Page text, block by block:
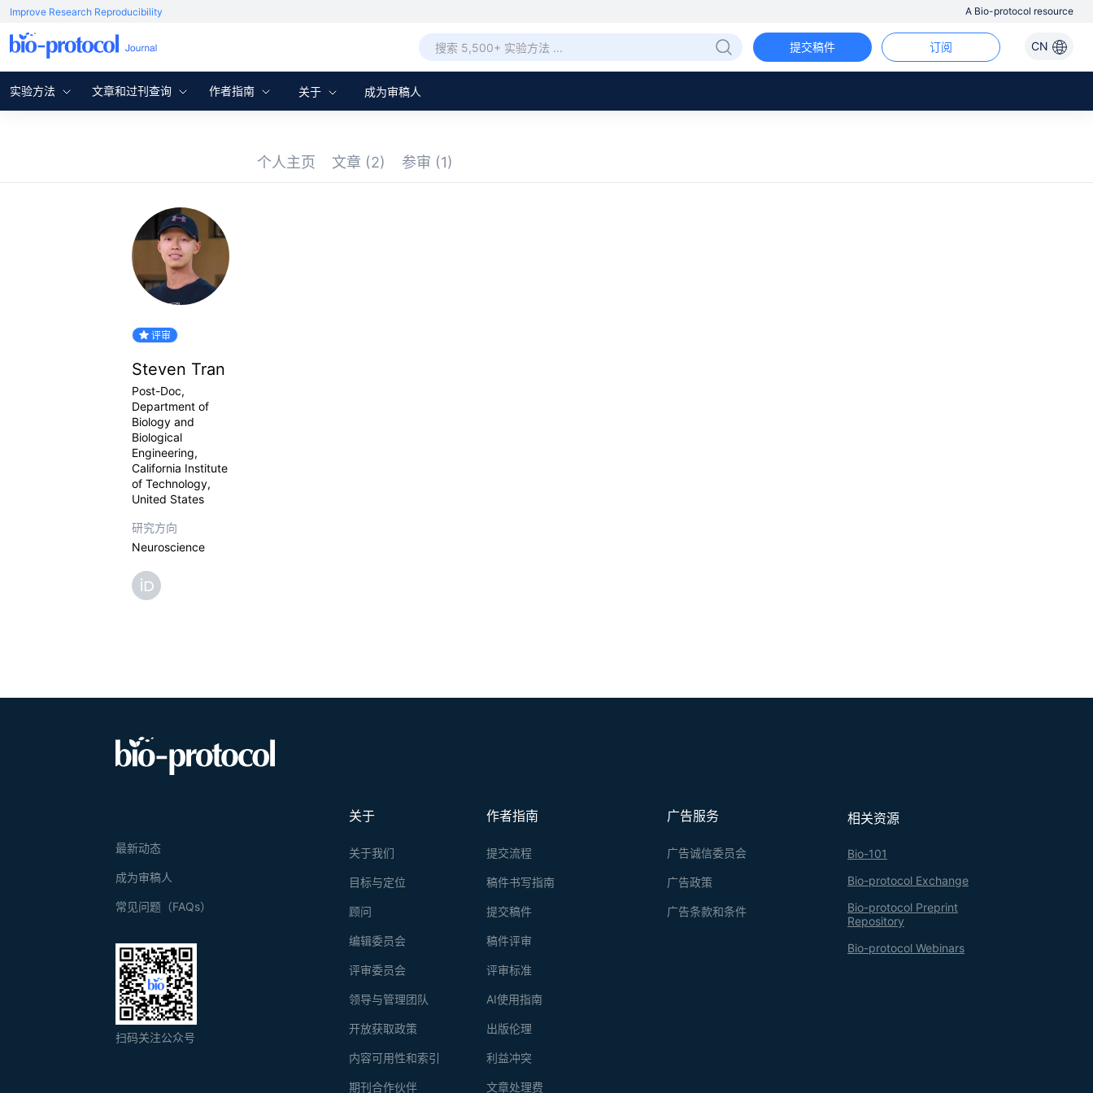
Improve Research Reproducibility A Bio-protocol resource
CN
订阅
提交稿件
实验方法 文章和过刊查询 作者指南 关于 成为审稿人
个人主页 文章 (2) 参审 (1)
评审
Steven Tran
Post-Doc,
Department of
Biology and
Biological
Engineering,
California Institute
of Technology,
United States
研究方向
Neuroscience
相关资源
Bio-101
Bio-protocol Exchange
Bio-protocol Preprint
Repository
Bio-protocol Webinars
广告服务
广告诚信委员会
广告政策
广告条款和条件
作者指南
提交流程
稿件书写指南
提交稿件
稿件评审
评审标准
AI使用指南
出版伦理
利益冲突
文章处理费
关于
关于我们
目标与定位
顾问
编辑委员会
评审委员会
领导与管理团队
开放获取政策
内容可用性和索引
期刊合作伙伴
最新动态
成为审稿人
常见问题（FAQs）
扫码关注公众号